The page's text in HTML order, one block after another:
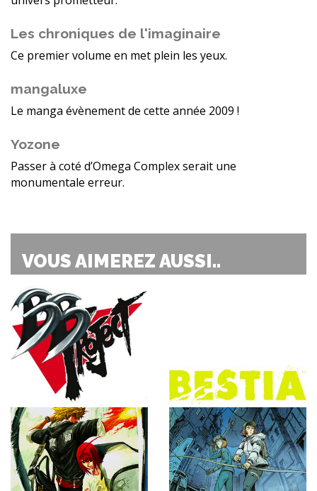
Les chroniques de l'imaginaire
Ce premier volume en met plein les yeux.
mangaluxe
Le manga évènement de cette année 2009 !
Yozone
Passer à coté d’Omega Complex serait une
monumentale erreur.
VOUS AIMEREZ AUSSI..